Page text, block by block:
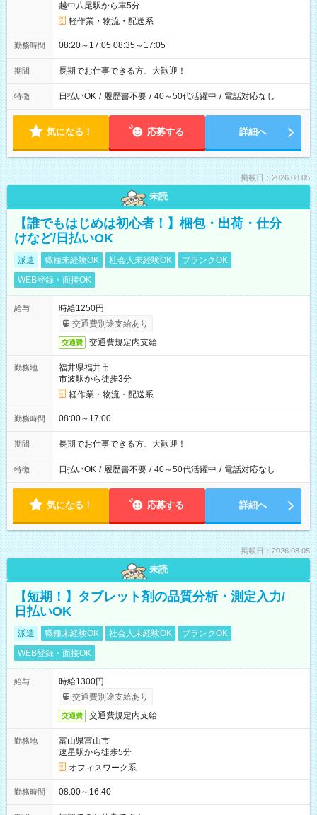
越中八尾駅から車5分
軽作業・物流・配送系
勤務時間 08:20～17:05 08:35～17:05
期間 長期でお仕事できる方、大歓迎！
特徴 日払いOK / 履歴書不要 / 40～50代活躍中 / 電話対応なし
気になる！ 応募する 詳細へ
掲載日：2026.08.05
未読
【誰でもはじめは初心者！】梱包・出荷・仕分
けなど/日払いOK
派遣 職種未経験OK 社会人未経験OK
ブランクOK
WEB登録・面接OK
給与
時給1250円
交通費別途支給あり
交通費 交通費規定内支給
勤務地
福井県福井市
市波駅から徒歩3分
軽作業・物流・配送系
勤務時間 08:00～17:00
期間 長期でお仕事できる方、大歓迎！
特徴 日払いOK / 履歴書不要 / 40～50代活躍中 / 電話対応なし
気になる！ 応募する 詳細へ
掲載日：2026.08.05
未読
【短期！】タブレット剤の品質分析・測定入力/
日払いOK
派遣 職種未経験OK 社会人未経験OK
ブランクOK
WEB登録・面接OK
給与
時給1300円
交通費別途支給あり
交通費 交通費規定内支給
勤務地
富山県富山市
速星駅から徒歩5分
オフィスワーク系
勤務時間 08:00～16:40